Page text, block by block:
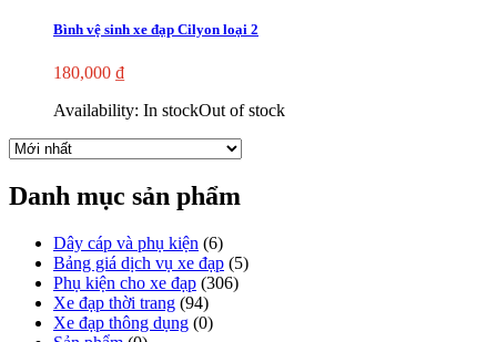
Bình vệ sinh xe đạp Cilyon loại 2
180,000 ₫
Availability: In stockOut of stock
Danh mục sản phẩm
Dây cáp và phụ kiện (6)
Bảng giá dịch vụ xe đạp (5)
Phụ kiện cho xe đạp (306)
Xe đạp thời trang (94)
Xe đạp thông dụng (0)